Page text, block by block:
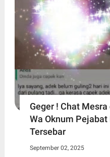
Geger ! Chat
Wa Oknum
Tersebar
September 02, 2025